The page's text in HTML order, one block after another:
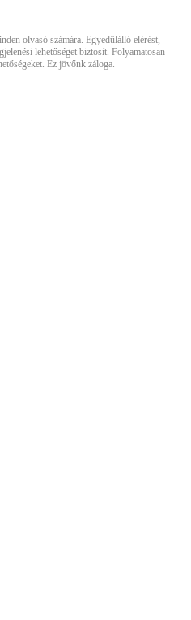
olvasó számára. Egyedülálló elérést,
lehetőséget biztosít. Folyamatosan
Ez jövőnk záloga.